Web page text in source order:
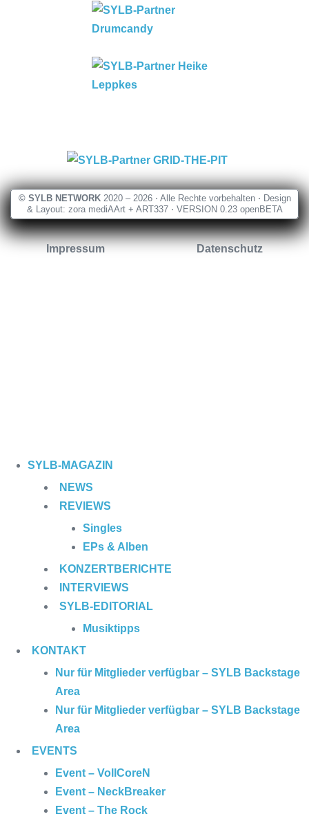
© SYLB NETWORK 2020 – 2026 ⋅ Alle Rechte vorbehalten ⋅ Design
& Layout: zora mediAArt + ART337 ⋅ VERSION 0.23 openBETA
Impressum Datenschutz
SYLB-MAGAZIN
NEWS
REVIEWS
Singles
EPs & Alben
KONZERTBERICHTE
INTERVIEWS
SYLB-EDITORIAL
Musiktipps
KONTAKT
Nur für Mitglieder verfügbar – SYLB Backstage
Area
Nur für Mitglieder verfügbar – SYLB Backstage
Area
EVENTS
Event – VollCoreN
Event – NeckBreaker
Event – The Rock